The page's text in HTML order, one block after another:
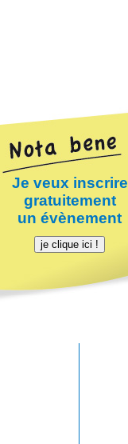
Je veux inscrire
gratuitement
un évènement